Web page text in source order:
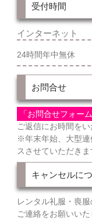
受付時間
インターネット
24時間年中無休
お問合せ
「お問合せフォーム
ご返信にお時間をい
※年末年始、大型連
スさせていただきま
キャンセルに
レンタル礼服・喪
ご連絡をお願いいた